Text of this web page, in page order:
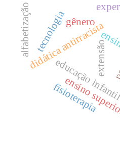
extensão
didática antirracista
educação
ensino
fisioterapia
alfabetização gênero
tecnologia